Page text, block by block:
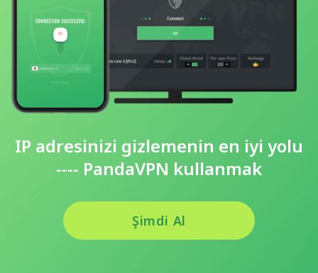
IP adresinizi gizlemenin en iyi yolu
---- PandaVPN kullanmak
Şimdi Al